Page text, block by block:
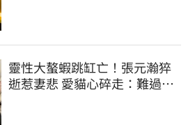
靈性大螯蝦跳缸亡！張元瀚猝
逝惹妻悲 愛貓心碎走：難過不